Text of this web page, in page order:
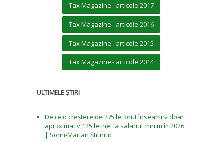
Tax Magazine - articole 2017
Tax Magazine - articole 2016
Tax Magazine - articole 2015
Tax Magazine - articole 2014
ULTIMELE ȘTIRI
De ce o creștere de 275 lei brut înseamnă doar
aproximativ 125 lei net la salariul minim în 2026
| Sorin-Marian Știuriuc